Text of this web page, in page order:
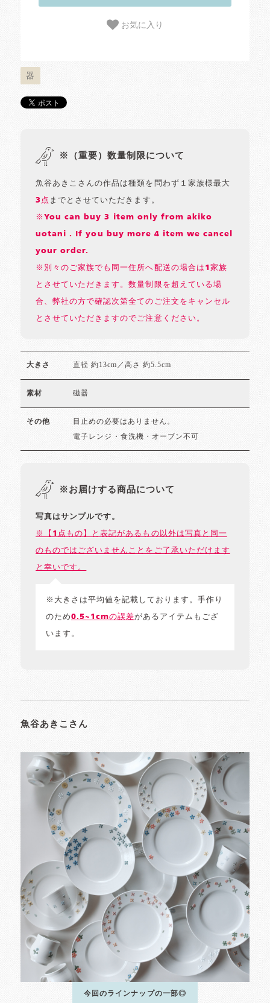
お気に入り
器
※（重要）数量制限について
魚谷あきこさんの作品は種類を問わず１家族様最大
3点 までとさせていただきます。
※You can buy 3 item only from akiko
uotani . If you buy more 4 item we cancel
your order.
※別々のご家族でも同一住所へ配送の場合は1家族
とさせていただきます。数量制限を超えている場
合、弊社の方で確認次第全てのご注文をキャンセル
とさせていただきますのでご注意ください。
大きさ 直径 約13cm／高さ 約5.5cm
素材 磁器
その他 目止めの必要はありません。
電子レンジ・食洗機・オーブン不可
※お届けする商品について
写真はサンプルです。
※【1点もの】と表記があるもの以外は写真と同一
のものではございませんことをご了承いただけます
と幸いです。
※大きさは平均値を記載しております。手作り
のため0.5~1cmの誤差があるアイテムもござ
います。
魚谷あきこさん
今回のラインナップの一部◎